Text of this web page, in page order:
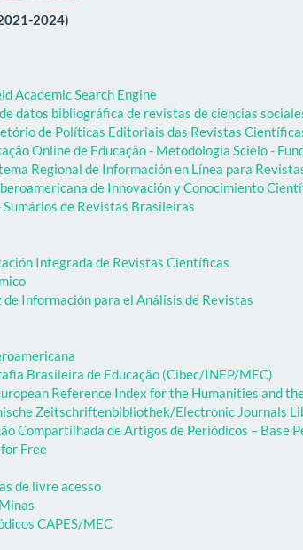
2024)
Academic Search Engine
datos bibliográfica de revistas de ciencias
de Políticas Editoriais das Revistas
Online de Educação - Metodologia Scielo -
Regional de Información en Línea para
de Innovación y Conocimiento
Sumários de Revistas Brasileiras
Integrada de Revistas Científicas
Información para el Análisis de Revistas
Brasileira de Educação (Cibec/INEP/MEC)
Reference Index for the Humanities and
Zeitschriftenbibliothek/Electronic Journals
Compartilhada de Artigos de Periódicos – Base
Free
de livre acesso
CAPES/MEC